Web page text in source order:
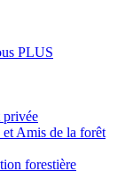
PLUS
privée
et Amis de la forêt
forestière